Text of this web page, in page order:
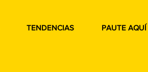
TENDENCIAS PAUTE AQUÍ